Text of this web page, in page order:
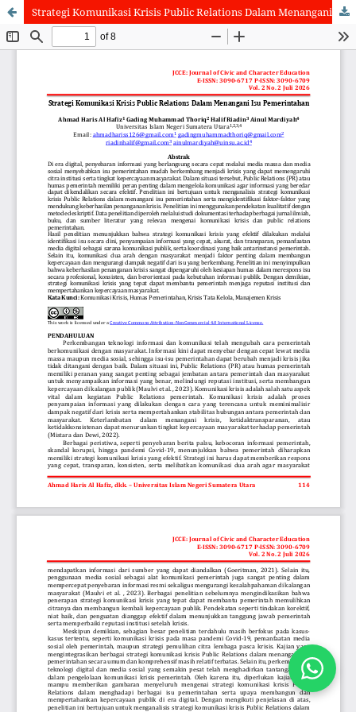
Strategi Komunikasi Krisis Public Relations Dalam Menangani Isu Pemerintahan